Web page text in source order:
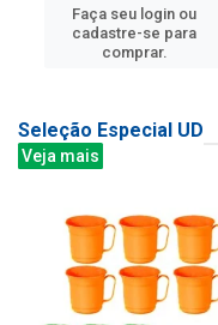
Faça seu login ou
cadastre-se para
comprar.
Seleção Especial UD
Veja mais